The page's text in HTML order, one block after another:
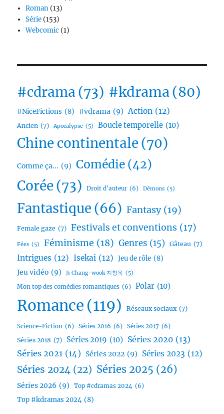
Roman(13)
Série(153)
Webcomic (1)
#cdrama (73) #kdrama(80)
#NiceFictions (8) #vdrama (9) Action (12)
Ancien (7) Apocalypse (5) Boucle temporelle (10)
Chine continentale (70)
Comme ça... (9) Comédie (42)
Corée(73) Droit d'auteur (6) Démons (5)
Fantastique (66) Fantasy (19)
Female gaze (7) Festivals et conventions (17)
Fées (5) Féminisme (18) Genres (15) Gâteau (7)
Intrigues (12) Isekai (12) Jeu de rôle (8)
Jeu vidéo (9) Ji Chang-wook 지창욱 (5)
Mon top des comédies romantiques (6) Polar (10)
Romance (119) Réseaux sociaux (7)
Science-Fiction (6) Séries 2016 (6) Séries 2017 (6)
Séries 2018 (7) Séries 2019 (10) Séries 2020 (13)
Séries 2021 (14) Séries 2022 (9) Séries 2023 (12)
Séries 2024 (22) Séries 2025 (26)
Séries 2026 (9) Top #cdramas 2024 (6)
Top #kdramas 2024 (8)